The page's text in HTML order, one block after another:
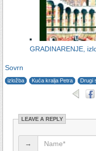
GRADINARENJE,
Sovrn
izložba Kuća kralja Petra Drugi
LEAVE A REPLY
→